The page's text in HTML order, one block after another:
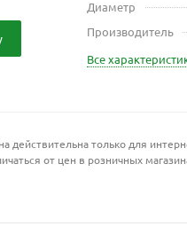
Диаметр
Производитель
Все
действительна только для
от цен в розничных